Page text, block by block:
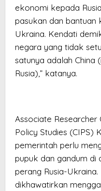
ekonomi kepada
pasukan dan bantuan
Ukraina. Kendati
negara yang tidak
satunya adalah China
Rusia),” katanya.
Associate Researcher
Policy Studies (CIPS)
pemerintah perlu
pupuk dan gandum di
perang Rusia-
dikhawatirkan